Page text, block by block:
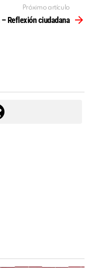
Próximo artículo
Reflexión ciudadana